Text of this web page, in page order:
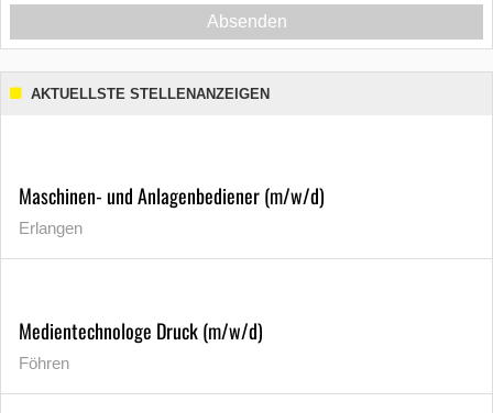
Absenden
AKTUELLSTE STELLENANZEIGEN
Maschinen- und Anlagenbediener (m/w/d)
Erlangen
Medientechnologe Druck (m/w/d)
Föhren